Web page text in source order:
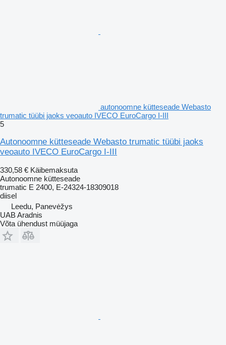
autonoomne kütteseade Webasto
trumatic tüübi jaoks veoauto IVECO EuroCargo I-III
5
Autonoomne kütteseade Webasto trumatic tüübi jaoks
veoauto IVECO EuroCargo I-III
330,58 € Käibemaksuta
Autonoomne kütteseade
trumatic E 2400, E-24324-18309018
diisel
Leedu, Panevėžys
UAB Aradnis
Võta ühendust müüjaga